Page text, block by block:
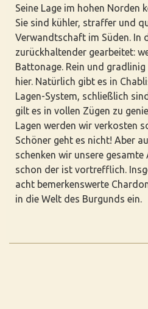
Seine Lage im hohen Norden
Sie sind kühler, straffer und
Verwandtschaft im Süden. In
zurückhaltender gearbeitet:
Battonage. Rein und
hier. Natürlich gibt es in
Lagen-System, schließlich
gilt es in vollen Zügen zu
Lagen werden wir verkosten
Schöner geht es nicht! Aber
schenken wir unsere
schon der ist vortrefflich.
acht bemerkenswerte
in die Welt des Burgunds ein.